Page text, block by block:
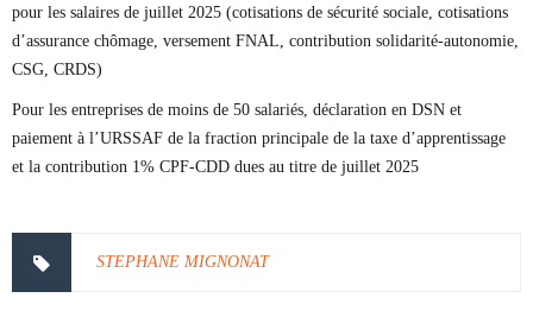
pour les salaires de juillet 2025 (cotisations de sécurité sociale, cotisations
d’assurance chômage, versement FNAL, contribution solidarité-autonomie,
CSG, CRDS)
Pour les entreprises de moins de 50 salariés, déclaration en DSN et
paiement à l’URSSAF de la fraction principale de la taxe d’apprentissage
et la contribution 1% CPF-CDD dues au titre de juillet 2025
STEPHANE MIGNONAT